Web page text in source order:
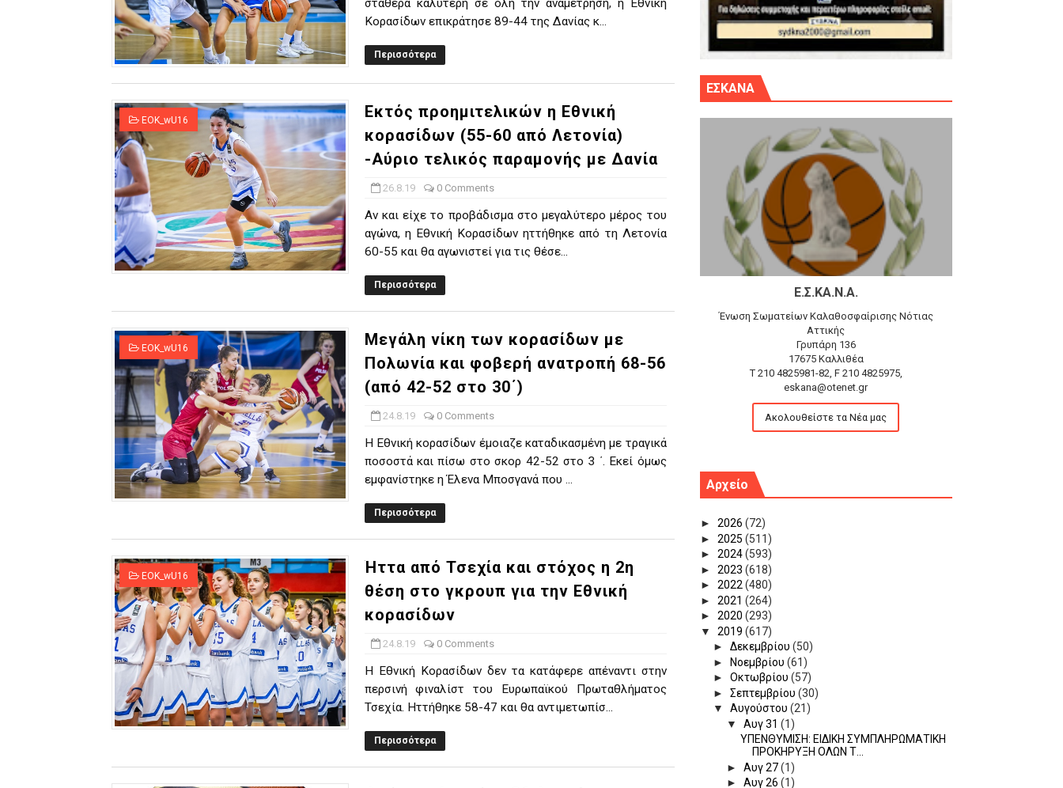
ΧΡΟΝΙΑ ΠΟΛΛΑ ΣΤΟ ΕΛΛΗΝΙΚΟ ΜΠΑΣΚΕΤ : 39Η ΕΠΕΤΕΙΟΣ ΑΠΟ ΤΟ ΕΠΟΣ ΤΟΥ 1987
Ο δρόμος για τον 29ο τελικό κυπέλλου ανδρών ΕΣΚΑΝΑ Μανδραϊκός Προοδευτική στο νέο κλ. Αγίου Δημητρίου την Κυριακή 14.6.26
U21: Τεράστια πρόκριση για τον Πανελευσινιακό στον τελικό αύριο με Αρετσού (το video του αγώνα)
Γ΄ανδρών play offs : "Σκληρό" καρύδι η Φιλία Περάματος έφερε την σειρά στα ίσια (1-1) νίκησε τον Προφήτη Ηλία 78-74 στα Καμίνια
Play off B εφήβων Β φάση Στο f4 ΑΕ Ρέντη, Πέρα , Ερμής Αργυρ. και Δραπετσώνα
σταθερά καλύτερη σε όλη την αναμέτρηση, η Εθνική
Κορασίδων επικράτησε 89-44 της Δανίας κ...
Περισσότερα
EOK_wU16
Εκτός προημιτελικών η Εθνική
κορασίδων (55-60 από Λετονία)
-Αύριο τελικός παραμονής με Δανία
26.8.19 0 Comments
Αν και είχε το προβάδισμα στο μεγαλύτερο μέρος του
αγώνα, η Εθνική Κορασίδων ηττήθηκε από τη Λετονία
60-55 και θα αγωνιστεί για τις θέσε...
Περισσότερα
EOK_wU16
Μεγάλη νίκη των κορασίδων με
Πολωνία και φοβερή ανατροπή 68-56
(από 42-52 στο 30΄)
24.8.19 0 Comments
Η Εθνική κορασίδων έμοιαζε καταδικασμένη με τραγικά
ποσοστά και πίσω στο σκορ 42-52 στο 3 ΄. Εκεί όμως
εμφανίστηκε η Έλενα Μποσγανά που ...
Περισσότερα
EOK_wU16
Ήττα από Τσεχία και στόχος η 2η
θέση στο γκρουπ για την Εθνική
κορασίδων
24.8.19 0 Comments
Η Εθνική Κορασίδων δεν τα κατάφερε απέναντι στην
περσινή φιναλίστ του Ευρωπαϊκού Πρωταθλήματος
Τσεχία. Ηττήθηκε 58-47 και θα αντιμετωπίσ...
Περισσότερα
ΕΣΚΑΝΑ
Ε.Σ.ΚΑ.Ν.Α.
Ένωση Σωματείων Καλαθοσφαίρισης Νότιας
Αττικής
Γρυπάρη 136
17675 Καλλιθέα
T 210 4825981-82, F 210 4825975,
eskana@otenet.gr
Ακολουθείστε τα Νέα μας
Αρχείο
► 2026 (72)
► 2025 (511)
► 2024(593)
► 2023 (618)
► 2022(480)
► 2021 (264)
► 2020 (293)
▼ 2019 (617)
►Δεκεμβρίου(50)
► Νοεμβρίου(61)
►Οκτωβρίου(57)
►Σεπτεμβρίου(30)
▼Αυγούστου(21)
▼Αυγ 31(1)
ΥΠΕΝΘΥΜΙΣΗ: ΕΙΔΙΚΗ ΣΥΜΠΛΗΡΩΜΑΤΙΚΗ
ΠΡΟΚΗΡΥΞΗ ΟΛΩΝ Τ...
►Αυγ 27(1)
►Αυγ 26(1)